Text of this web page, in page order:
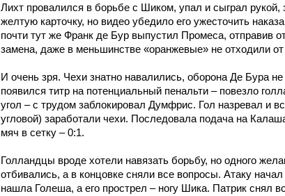
Лихт провалился в борьбе с Шиком, упал и сыграл рукой,
желтую карточку, но видео убедило его ужесточить
почти тут же Франк де Бур выпустил Промеса, отправив
замена, даже в меньшинстве «оранжевые» не отходили
И очень зря. Чехи знатно навалились, оборона Де Бура
появился титр на потенциальный пенальти – повезло
угол – с трудом заблокировал Думфрис. Гол назревал и
угловой) заработали чехи. Последовала подача на
мяч в сетку – 0:1.
Голландцы вроде хотели навязать борьбу, но одного
отбивались, а в концовке сняли все вопросы. Атаку
нашла Голеша, а его прострел – ногу Шика. Патрик снял